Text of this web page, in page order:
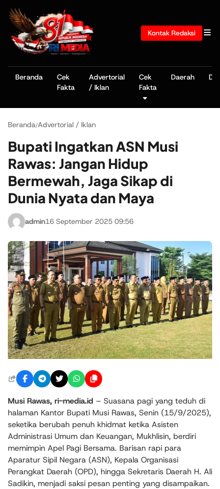
Kontak Redaksi
Beranda
Cek
Fakta
Advertorial
/ Iklan
Cek
Fakta
Daerah
Beranda/Advertorial / Iklan
Bupati Ingatkan ASN Musi
Rawas: Jangan Hidup
Bermewah, Jaga Sikap di
Dunia Nyata dan Maya
admin16 September 2025 09:56
Musi Rawas, ri-media.id – Suasana pagi yang teduh di
halaman Kantor Bupati Musi Rawas, Senin (15/9/2025),
seketika berubah penuh khidmat ketika Asisten
Administrasi Umum dan Keuangan, Mukhlisin, berdiri
memimpin Apel Pagi Bersama. Barisan rapi para
Aparatur Sipil Negara (ASN), Kepala Organisasi
Perangkat Daerah (OPD), hingga Sekretaris Daerah H. Ali
Sadikin, menjadi saksi pesan penting yang disampaikan.